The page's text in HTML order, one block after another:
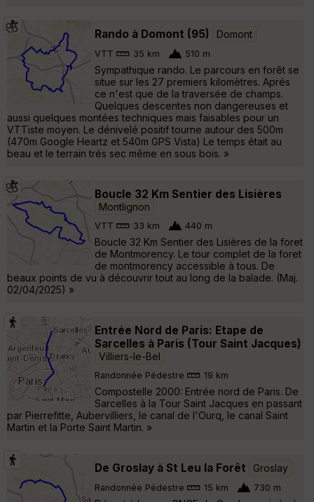
Rando à Domont (95) Domont
VTT 35 km 510 m
Sympathique rando. Le parcours en forêt se
situe sur les 27 premiers kilomètres. Aprés
ce n'est que de la traversée de champs.
Quelques descentes non dangereuses et
aussi quelques montées techniques mais faisables pour un
VTTiste moyen. Le dénivelé positif tourne autour des 500m
(470m Google Heartz et 540m GPS Vista) Le temps était au
beau et le terrain trés sec même en sous bois. »
Boucle 32 Km Sentier des Lisières
Montlignon
VTT 33 km 440 m
Boucle 32 Km Sentier des Lisières de la foret
de Montmorency. Le tour complet de la foret
de montmorency accessible à tous. De
beaux points de vu à découvrir tout au long de la balade. (Maj.
02/04/2025) »
Entrée Nord de Paris: Etape de
Sarcelles à Paris (Tour Saint Jacques)
Villiers-le-Bel
Randonnée Pédestre 19 km
Compostelle 2000: Entrée nord de Paris. De
Sarcelles à la Tour Saint Jacques en passant
par Pierrefitte, Aubervilliers, le canal de l'Ourq, le canal Saint
Martin et la Porte Saint Martin. »
De Groslay à St Leu la Forêt Groslay
Randonnée Pédestre 15 km 730 m